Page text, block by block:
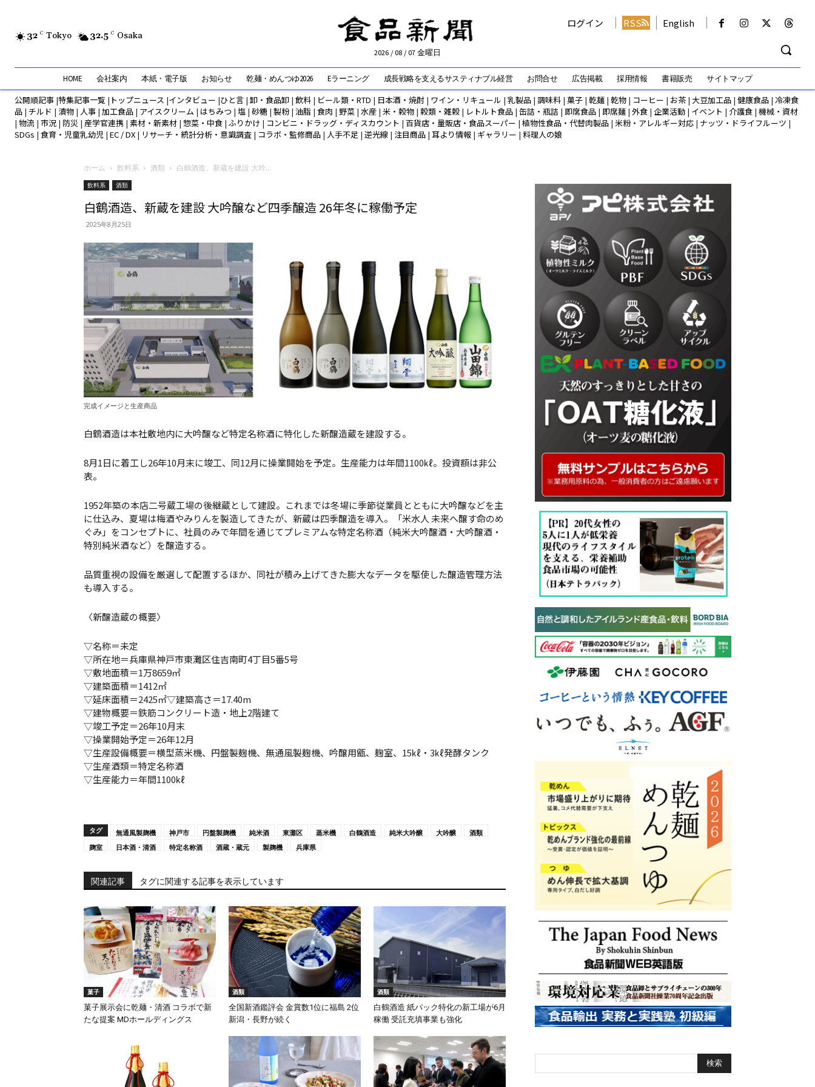
32 C Tokyo 32.5 C Osaka
2026 / 08 / 07 金曜日
ログイン RSS English
HOME 会社案内 本紙・電子版 お知らせ 乾麺・めんつゆ2026 Eラーニング 成長戦略を支えるサスティナブル経営 お問合せ 広告掲載 採用情報 書籍販売 サイトマップ
公開順記事 |特集記事一覧 | トップニュース |インタビュー |ひと言 |卸・食品卸 | 飲料 | ビール類・RTD | 日本酒・焼酎 | ワイン・リキュール | 乳製品 | 調味料 | 菓子 | 乾麺 | 乾物 | コーヒー | お茶 | 大豆加工品 | 健康食品 | 冷凍食
品 | チルド | 漬物 | 人事 | 加工食品 | アイスクリーム | はちみつ | 塩 | 砂糖 | 製粉| 油脂 | 食肉 | 野菜 | 水産 | 米・穀物 | 穀類・雑穀 | レトルト食品 | 缶詰・瓶詰 | 即席食品 | 即席麺 | 外食 | 企業活動 | イベント | 介護食 | 機械・資材
| 物流 | 市況 | 防災 | 産学官連携 | 素材・新素材 | 惣菜・中食 | ふりかけ | コンビニ・ドラッグ・ディスカウント | 百貨店・量販店・食品スーパー | 植物性食品・代替肉製品 | 米粉・アレルギー対応 | ナッツ・ドライフルーツ |
SDGs | 食育・児童乳幼児 | EC / DX | リサーチ・統計分析・意識調査 | コラボ・監修商品 | 人手不足 | 逆光線 | 注目商品 | 耳より情報 | ギャラリー | 料理人の娘
ホーム 飲料系 酒類 白鶴酒造、新蔵を建設 大吟...
飲料系 酒類
白鶴酒造、新蔵を建設 大吟醸など四季醸造 26年冬に稼働予定
2025年8月25日
完成イメージと生産商品
白鶴酒造は本社敷地内に大吟醸など特定名称酒に特化した新醸造蔵を建設する。
8月1日に着工し26年10月末に竣工、同12月に操業開始を予定。生産能力は年間1100㎘。投資額は非公
表。
1952年築の本店二号蔵工場の後継蔵として建設。これまでは冬場に季節従業員とともに大吟醸などを主
に仕込み、夏場は梅酒やみりんを製造してきたが、新蔵は四季醸造を導入。「米水人 未来へ醸す命のめ
ぐみ」をコンセプトに、社員のみで年間を通じてプレミアムな特定名称酒（純米大吟醸酒・大吟醸酒・
特別純米酒など）を醸造する。
品質重視の設備を厳選して配置するほか、同社が積み上げてきた膨大なデータを駆使した醸造管理方法
も導入する。
〈新醸造蔵の概要〉
▽名称＝未定
▽所在地＝兵庫県神戸市東灘区住吉南町4丁目5番5号
▽敷地面積＝1万8659㎡
▽建築面積＝1412㎡
▽延床面積＝2425㎡▽建築高さ＝17.40m
▽建物概要＝鉄筋コンクリート造・地上2階建て
▽竣工予定＝26年10月末
▽操業開始予定＝26年12月
▽生産設備概要＝横型蒸米機、円盤製麹機、無通風製麹機、吟醸用甑、麹室、15㎘・3㎘発酵タンク
▽生産酒類＝特定名称酒
▽生産能力＝年間1100㎘
タグ 無通風製麹機 神戸市 円盤製麹機 純米酒 東灘区 蒸米機 白鶴酒造 純米大吟醸 大吟醸
酒類
麹室
日本酒・清酒 特定名称酒 酒蔵・蔵元 製麹機 兵庫県
関連記事 タグに関連する記事を表示しています
菓子
菓子展示会に乾麺・清酒 コラボで新
たな提案 MDホールディングス
酒類
全国新酒鑑評会 金賞数1位に福島 2位
新潟・長野が続く
酒類
白鶴酒造 紙パック特化の新工場が6月
稼働 受託充填事業も強化